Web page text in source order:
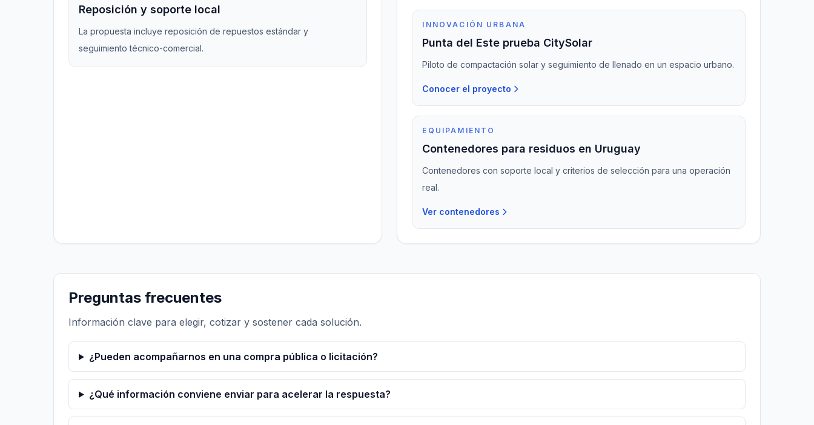
Reposición y soporte local
La propuesta incluye reposición de repuestos estándar y
seguimiento técnico-comercial.
INNOVACIÓN URBANA
Punta del Este prueba CitySolar
Piloto de compactación solar y seguimiento de llenado en un espacio urbano.
Conocer el proyecto
EQUIPAMIENTO
Contenedores para residuos en Uruguay
Contenedores con soporte local y criterios de selección para una operación
real.
Ver contenedores
Preguntas frecuentes
Información clave para elegir, cotizar y sostener cada solución.
¿Pueden acompañarnos en una compra pública o licitación?
¿Qué información conviene enviar para acelerar la respuesta?